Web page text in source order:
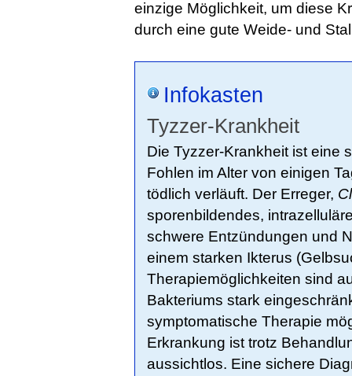
einzige Möglichkeit, um diese
durch eine gute Weide- und
Infokasten
Tyzzer-Krankheit
Die Tyzzer-Krankheit ist eine
Fohlen im Alter von einigen
tödlich verläuft. Der Erreger,
sporenbildendes,
schwere Entzündungen und
einem starken Ikterus
Therapiemöglichkeiten sind
Bakteriums stark
symptomatische Therapie
Erkrankung ist trotz
aussichtlos. Eine sichere